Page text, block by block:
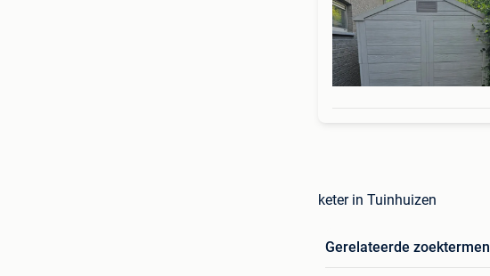
keter in Tuinhuizen
Gerelateerde zoektermen